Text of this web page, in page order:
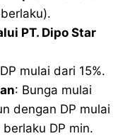
PT. Dipo Star
mulai dari 15%.
: Bunga mulai
dengan DP mulai
DP min.